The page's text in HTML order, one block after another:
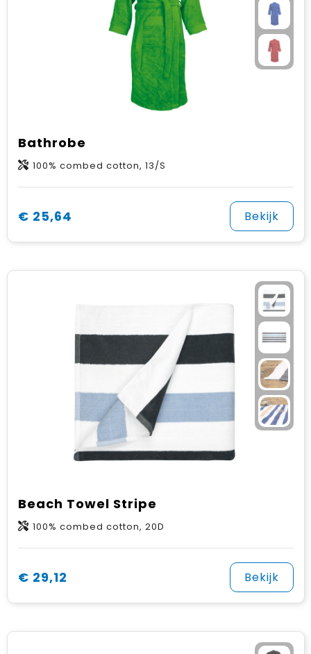
Bathrobe
100% combed cotton, 13/S
€ 25,64 Bekijk
Beach Towel Stripe
100% combed cotton, 20D
€ 29,12 Bekijk